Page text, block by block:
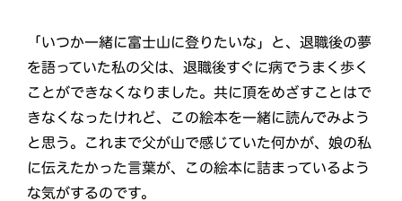
「いつか一緒に富士山に登りたいな」と、退職後の夢
を語っていた私の父は、退職後すぐに病でうまく歩く
ことができなくなりました。共に頂をめざすことはで
きなくなったけれど、この絵本を一緒に読んでみよう
と思う。これまで父が山で感じていた何かが、娘の私
に伝えたかった言葉が、この絵本に詰まっているよう
な気がするのです。